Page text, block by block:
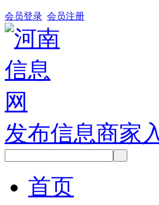
会员登录 会员注册
发布信息商家
首页